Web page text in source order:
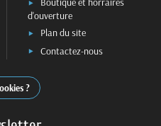
d'ouverture
Plan du site
Contactez-nous
?